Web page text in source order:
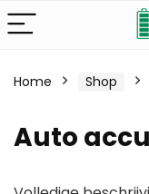
Home Shop
Auto